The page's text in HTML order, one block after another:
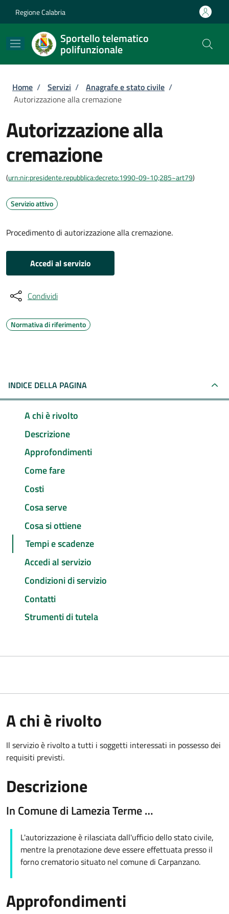
Regione Calabria
Sportello telematico
polifunzionale
Briciole di pane
Home / Servizi / Anagrafe e stato civile /
Autorizzazione alla cremazione
Autorizzazione alla
cremazione
(urn:nir:presidente.repubblica:decreto:1990-09-10;285~art79)
Servizio attivo
Procedimento di autorizzazione alla cremazione.
Accedi al servizio
Condividi
Normativa di riferimento
INDICE DELLA PAGINA
A chi è rivolto
Descrizione
Approfondimenti
Come fare
Costi
Cosa serve
Cosa si ottiene
Tempi e scadenze
Accedi al servizio
Condizioni di servizio
Contatti
Strumenti di tutela
A chi è rivolto
Il servizio è rivolto a tutti i soggetti interessati in possesso dei
requisiti previsti.
Descrizione
In Comune di Lamezia Terme …
L'autorizzazione è rilasciata dall'ufficio dello stato civile,
mentre la prenotazione deve essere effettuata presso il
forno crematorio situato nel comune di Carpanzano.
Approfondimenti